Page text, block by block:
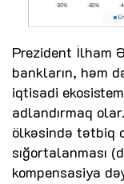
Prezident İlham
bankların, həm
iqtisadi
adlandırmaq
ölkəsində tətbiq
sığortalanması
kompensasiya